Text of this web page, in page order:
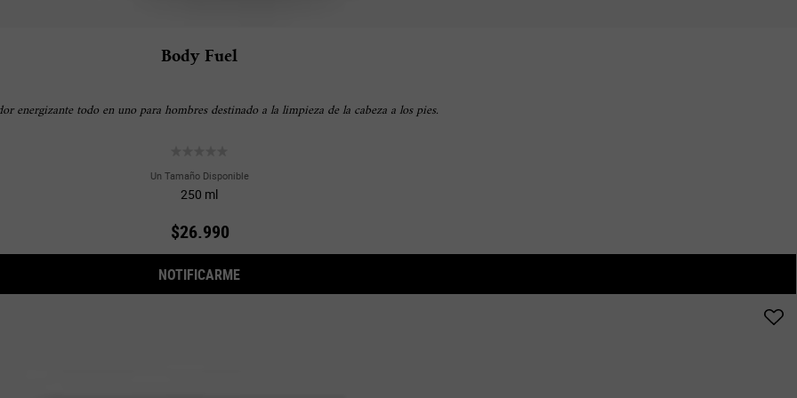
Body Fuel
energizante todo en uno para hombres destinado a la limpieza de la cabeza a los pies.
Un Tamaño Disponible
250 ml
$26.990
NOTIFICARME